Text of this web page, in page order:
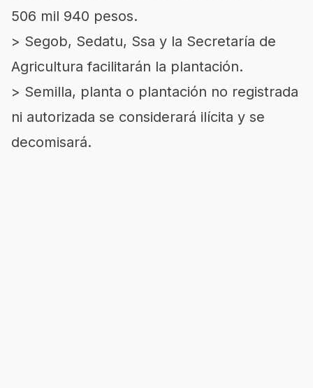
506 mil 940 pesos.
> Segob, Sedatu, Ssa y la Secretaría de
Agricultura facilitarán la plantación.
> Semilla, planta o plantación no registrada
ni autorizada se considerará ilícita y se
decomisará.